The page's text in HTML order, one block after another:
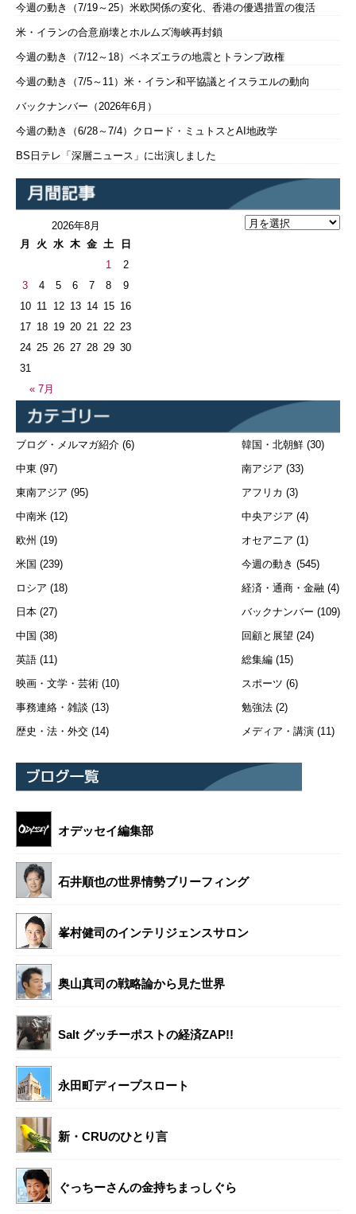
今週の動き（7/19～25）米欧関係の変化、香港の優遇措置の復活
米・イランの合意崩壊とホルムズ海峡再封鎖
今週の動き（7/12～18）ベネズエラの地震とトランプ政権
今週の動き（7/5～11）米・イラン和平協議とイスラエルの動向
バックナンバー（2026年6月）
今週の動き（6/28～7/4）クロード・ミュトスとAI地政学
BS日テレ「深層ニュース」に出演しました
2026年8月
月
火 水 木 金 土 日
« 7月
1
2
3
4 5 6 7 8
9
10 11 12 13 14 15 16
17 18 19 20 21 22 23
24 25 26 27 28 29 30
31
ブログ・メルマガ紹介 (6)
中東 (97)
東南アジア (95)
中南米 (12)
欧州 (19)
米国 (239)
ロシア (18)
日本 (27)
中国 (38)
英語 (11)
映画・文学・芸術 (10)
事務連絡・雑談 (13)
歴史・法・外交 (14)
韓国・北朝鮮 (30)
南アジア (33)
アフリカ (3)
中央アジア (4)
オセアニア (1)
今週の動き (545)
経済・通商・金融 (4)
バックナンバー (109)
回顧と展望 (24)
総集編 (15)
スポーツ (6)
勉強法 (2)
メディア・講演 (11)
オデッセイ編集部
石井順也の世界情勢ブリーフィング
峯村健司のインテリジェンスサロン
奥山真司の戦略論から見た世界
Salt グッチーポストの経済ZAP!!
永田町ディープスロート
新・CRUのひとり言
ぐっちーさんの金持ちまっしぐら